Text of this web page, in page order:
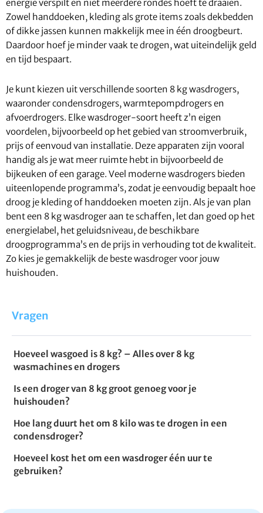
energie verspilt en niet meerdere rondes hoeft te draaien.
Zowel handdoeken, kleding als grote items zoals dekbedden
of dikke jassen kunnen makkelijk mee in één droogbeurt.
Daardoor hoef je minder vaak te drogen, wat uiteindelijk geld
en tijd bespaart.
Je kunt kiezen uit verschillende soorten 8 kg wasdrogers,
waaronder condensdrogers, warmtepompdrogers en
afvoerdrogers. Elke wasdroger-soort heeft z’n eigen
voordelen, bijvoorbeeld op het gebied van stroomverbruik,
prijs of eenvoud van installatie. Deze apparaten zijn vooral
handig als je wat meer ruimte hebt in bijvoorbeeld de
bijkeuken of een garage. Veel moderne wasdrogers bieden
uiteenlopende programma’s, zodat je eenvoudig bepaalt hoe
droog je kleding of handdoeken moeten zijn. Als je van plan
bent een 8 kg wasdroger aan te schaffen, let dan goed op het
energielabel, het geluidsniveau, de beschikbare
droogprogramma’s en de prijs in verhouding tot de kwaliteit.
Zo kies je gemakkelijk de beste wasdroger voor jouw
huishouden.
Vragen
Hoeveel wasgoed is 8 kg? – Alles over 8 kg
wasmachines en drogers
Is een droger van 8 kg groot genoeg voor je
huishouden?
Hoe lang duurt het om 8 kilo was te drogen in een
condensdroger?
Hoeveel kost het om een wasdroger één uur te
gebruiken?